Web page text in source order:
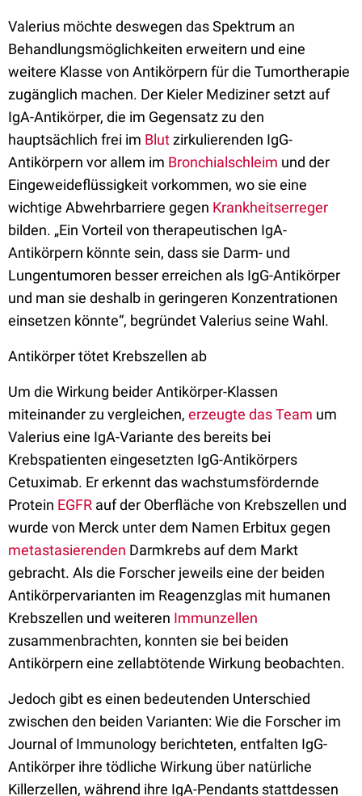
Valerius möchte deswegen das Spektrum an
Behandlungsmöglichkeiten erweitern und eine
weitere Klasse von Antikörpern für die Tumortherapie
zugänglich machen. Der Kieler Mediziner setzt auf
IgA-Antikörper, die im Gegensatz zu den
hauptsächlich frei im Blutzirkulierenden IgG-
Antikörpern vor allem im Bronchialschleim und der
Eingeweideflüssigkeit vorkommen, wo sie eine
wichtige Abwehrbarriere gegen Krankheitserreger
bilden. „Ein Vorteil von therapeutischen IgA-
Antikörpern könnte sein, dass sie Darm- und
Lungentumoren besser erreichen als IgG-Antikörper
und man sie deshalb in geringeren Konzentrationen
einsetzen könnte“, begründet Valerius seine Wahl.
Antikörper tötet Krebszellen ab
Um die Wirkung beider Antikörper-Klassen
miteinander zu vergleichen, erzeugte das Team um
Valerius eine IgA-Variante des bereits bei
Krebspatienten eingesetzten IgG-Antikörpers
Cetuximab. Er erkennt das wachstumsfördernde
Protein EGFR auf der Oberfläche von Krebszellen und
wurde von Merck unter dem Namen Erbitux gegen
metastasierenden Darmkrebs auf dem Markt
gebracht. Als die Forscher jeweils eine der beiden
Antikörpervarianten im Reagenzglas mit humanen
Krebszellen und weiteren Immunzellen
zusammenbrachten, konnten sie bei beiden
Antikörpern eine zellabtötende Wirkung beobachten.
Jedoch gibt es einen bedeutenden Unterschied
zwischen den beiden Varianten: Wie die Forscher im
Journal of Immunology berichteten, entfalten IgG-
Antikörper ihre tödliche Wirkung über natürliche
Killerzellen, während ihre IgA-Pendants stattdessen